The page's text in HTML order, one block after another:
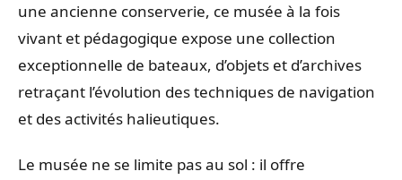
une ancienne conserverie, ce musée à la fois
vivant et pédagogique expose une collection
exceptionnelle de bateaux, d’objets et d’archives
retraçant l’évolution des techniques de navigation
et des activités halieutiques.
Le musée ne se limite pas au sol : il offre